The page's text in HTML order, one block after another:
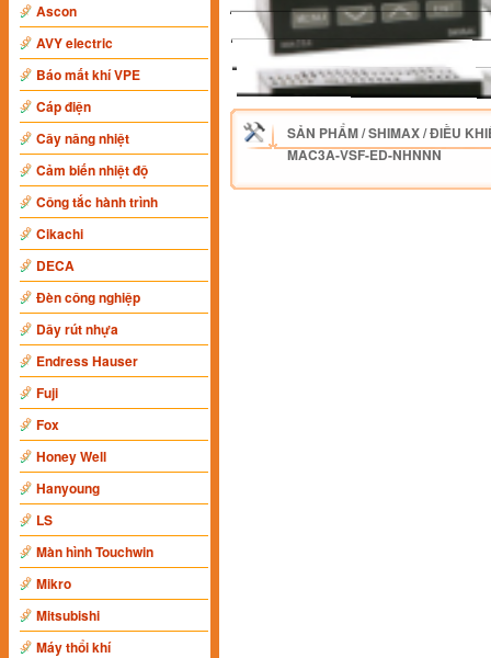
Ascon
AVY electric
Báo mất khí VPE
Cáp điện
Cây nâng nhiệt
Cảm biến nhiệt độ
Công tắc hành trình
Cikachi
DECA
Đèn công nghiệp
Dây rút nhựa
Endress Hauser
Fuji
Fox
Honey Well
Hanyoung
LS
Màn hình Touchwin
Mikro
Mitsubishi
Máy thổi khí
SẢN PHẨM/SHIMAX/ĐIỀU
MAC3A-VSF-ED-NHNNN